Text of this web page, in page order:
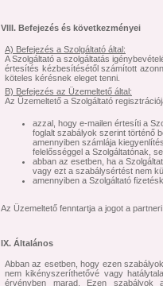
VIII. Befejezés és következményei
A) Befejezés a Szolgáltató által:
A Szolgáltató a szolgáltatás
értesítés kézbesítésétől számított
köteles kérésnek eleget tenni.
B) Befejezés az Üzemeltető által:
Az Üzemeltető a Szolgáltató
azzal, hogy e-mailen értesíti a
foglalt szabályok szerint történő
amennyiben számlája
felelősséggel a Szolgáltatónak,
abban az esetben, ha a
vagy ezt a szabálysértést nem
amennyiben a Szolgáltató
Az Üzemeltető fenntartja a jogot a
IX. Általános
Abban az esetben, hogy ezen
nem kikényszeríthetővé vagy
érvényben marad. Ezen szabályok